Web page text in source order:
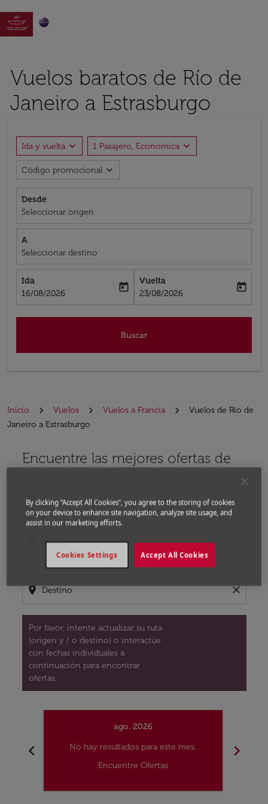

Vuelos baratos de Río de
Janeiro a Estrasburgo
Ida y vuelta expand_more 1 Pasajero, Economica expand_more
Código promocional expand_more
Desde
Seleccionar origen
A
Seleccionar destino
Ida
fc-booking-departure-date-aria-label
16/08/2026
today
Vuelta
fc-booking-return-date-aria-label
23/08/2026
today
Buscar
Inicio Vuelos Vuelos a Francia
Vuelos de Río de
Janeiro a Estrasburgo
Encuentre las mejores ofertas de
Desde
location_on close
Por favor, intente actualizar su ruta
(origen y / o destino) o interactúe
con fechas individuales a
continuación para encontrar
ofertas.
Por favor, intente actualizar su ruta (origen y / o
chevron_left
ago. 2026
No hay resultados para este mes.
Encuentre Ofertas
chevron_right
By clicking “Accept All Cookies”, you agree to the storing of cookies
on your device to enhance site navigation, analyze site usage, and
assist in our marketing efforts.
Accept All Cookies
Cookies Settings